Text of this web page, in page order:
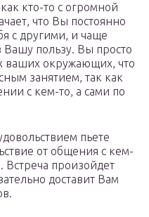
кто-то с огромной
что Вы постоянно
с другими, и чаще
Вашу пользу. Вы просто
ваших окружающих, что
занятием, так как
с кем-то, а сами по
пьете
от общения с кем-
Встреча произойдет
доставит Вам